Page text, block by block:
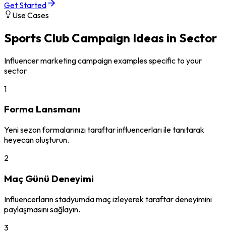
Get Started
Use Cases
Sports Club Campaign Ideas in Sector
Influencer marketing campaign examples specific to your
sector
1
Forma Lansmanı
Yeni sezon formalarınızı taraftar influencerları ile tanıtarak
heyecan oluşturun.
2
Maç Günü Deneyimi
Influencerların stadyumda maç izleyerek taraftar deneyimini
paylaşmasını sağlayın.
3